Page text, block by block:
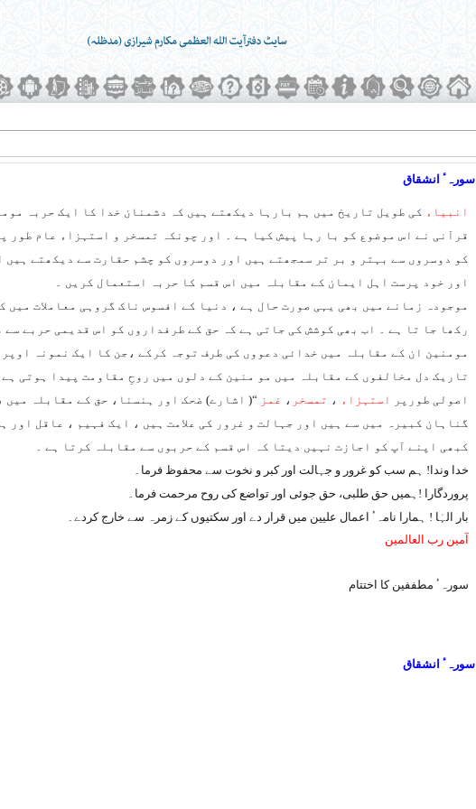
سورہٴ انشقاق
انبیاء کی طویل تاریخ میں ہم بارہا دیکھتے ہیں کہ دشمنان خدا کا ایک حربہ
قرآنی نے اس موضوع کو با رہا پیش کیا ہے ۔ اور چونکہ تمسخر و استہزاء عام طور
کو دوسروں سے بہتر و بر تر سمجھتے ہیں اور دوسروں کو چشم حقارت سے دیکھتے
اور خود پرست اہل ایمان کے مقابلہ میں اس قسم کا حربہ استعمال کریں ۔
موجودہ زمانے میں بھی یہی صورت حال ہے ، دنیا کے افسوس ناک گروہی معاملات
رکھا جا تا ہے ۔ اب بھی کوشش کی جاتی ہے کہ حق کے طرفداروں کو اس قدیمی حربے
مومنین ان کے مقابلہ میں خدائی دعووں کی طرف توجہ کرکے ،جن کا ایک نمونہ
تاریک دل مخالفوں کے مقابلہ میں مو منین کے دلوں میں روحِ مقاومت پیدا ہوتی ہے
اصولی طورپر
استہزاء ، تمسخر ، غمز “( اشارے) ضحک اور ہنسنا، حق کے مقابلہ میں
گناہان کبیرہ میں سے ہیں اور جہالت و غرور کی علامت ہیں ، ایک فہیم ، عاقل
کبھی اپنے آپ کو اجازت نہیں دیتا کہ اس قسم کے حربوں سے مقابلہ کرتا ہے ۔
خدا وندا! ہم سب کو غرور و جہالت اور کبر و نخوت سے محفوظ فرما۔
پروردگارا !ہمیں حق طلبی، حق جوئی اور تواضع کی روح مرحمت فرما۔
بار الہٰا ! ہمارا نامہٴ اعمال علیین میں قرار دے اور سکتیوں کے زمرہ سے خارج کردے۔
آمین رب العالمین
سورہٴ مطففین کا اختتام
سورہٴ انشقاق